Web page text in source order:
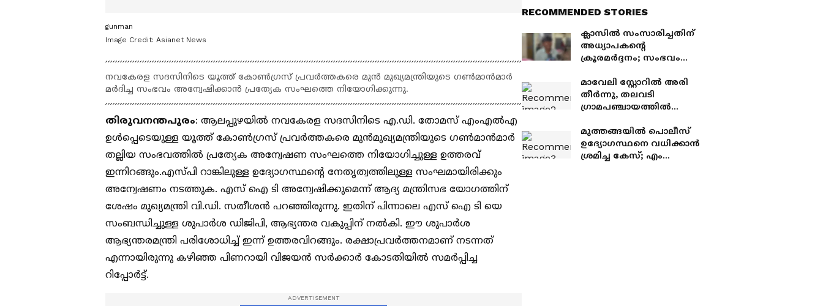
gunman
Image Credit: Asianet News
നവകേരള സദസിനിടെ യൂത്ത് കോൺഗ്രസ് പ്രവർത്തകരെ മുൻ മുഖ്യമന്ത്രിയുടെ ഗൺമാൻമാർ
മർദിച്ച സംഭവം അന്വേഷിക്കാൻ പ്രത്യേക സംഘത്തെ നിയോഗിക്കുന്നു.
തിരുവനന്തപുരം: ആലപ്പുഴയിൽ നവകേരള സദസിനിടെ എ.ഡി. തോമസ് എംഎൽഎ
ഉൾപ്പെടെയുള്ള യൂത്ത് കോൺഗ്രസ് പ്രവർത്തകരെ മുൻമുഖ്യമന്ത്രിയുടെ ഗൺമാൻമാർ
തല്ലിയ സംഭവത്തിൽ പ്രത്യേക അന്വേഷണ സംഘത്തെ നിയോഗിച്ചുള്ള ഉത്തരവ്
ഇന്നിറങ്ങും.എസ്പി റാങ്കിലുള്ള ഉദ്യോഗസ്ഥന്‍റെ നേതൃത്വത്തിലുള്ള സംഘമായിരിക്കും
അന്വേഷണം നടത്തുക. എസ് ഐ ടി അന്വേഷിക്കുമെന്ന് ആദ്യ മന്ത്രിസഭ യോഗത്തിന്
ശേഷം മുഖ്യമന്ത്രി വി.ഡി. സതീശൻ പറഞ്ഞിരുന്നു. ഇതിന് പിന്നാലെ എസ് ഐ ടി യെ
സംബന്ധിച്ചുള്ള ശുപാർശ ഡിജിപി, ആഭ്യന്തര വകുപ്പിന് നൽകി. ഈ ശുപാർശ
ആഭ്യന്തരമന്ത്രി പരിശോധിച്ച് ഇന്ന് ഉത്തരവിറങ്ങും. രക്ഷാപ്രവർത്തനമാണ് നടന്നത്
എന്നായിരുന്നു കഴിഞ്ഞ പിണറായി വിജയൻ സർക്കാർ കോടതിയിൽ സമർപ്പിച്ച
റിപ്പോർട്ട്.
RECOMMENDED STORIES
ക്ലാസിൽ സംസാരിച്ചതിന്
അധ്യാപകന്റെ
ക്രൂരമർദ്ദനം; സംഭവം
മാവേലി സ്റ്റോറിൽ അരി
തീർന്നു, തലവടി
ഗ്രാമപഞ്ചായത്തിൽ
ക്യാമ്പുകളിലും
കഞ്ഞിവതരണ
കേന്ദ്രങ്ങളിലും പ്രതിസന്ധി
മുത്തങ്ങയിൽ പൊലീസ്
ഉദ്യോഗസ്ഥനെ വധിക്കാൻ
ശ്രമിച്ച കേസ്; ​എം